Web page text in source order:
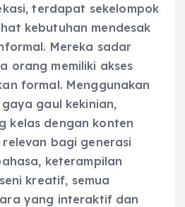
terdapat sekelompok
kebutuhan mendesak
Mereka sadar
orang memiliki akses
formal. Menggunakan
gaul kekinian,
kelas dengan konten
bagi generasi
keterampilan
kreatif, semua
yang interaktif dan